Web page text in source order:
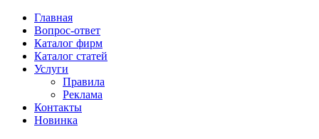
Главная
Вопрос-ответ
Каталог фирм
Каталог статей
Услуги
Правила
Реклама
Контакты
Новинка